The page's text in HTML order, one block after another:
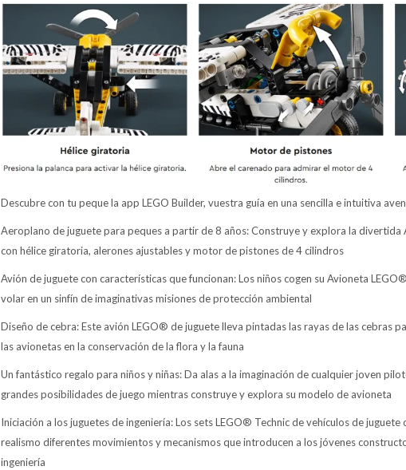
Descubre con tu peque la app LEGO Builder, vuestra guía en una sencilla e intuitiva
Aeroplano de juguete para peques a partir de 8 años: Construye y explora la divertida
con hélice giratoria, alerones ajustables y motor de pistones de 4 cilindros
Avión de juguete con características que funcionan: Los niños cogen su Avioneta
volar en un sinfín de imaginativas misiones de protección ambiental
Diseño de cebra: Este avión LEGO® de juguete lleva pintadas las rayas de las cebras
las avionetas en la conservación de la flora y la fauna
Un fantástico regalo para niños y niñas: Da alas a la imaginación de cualquier joven
grandes posibilidades de juego mientras construye y explora su modelo de avioneta
Iniciación a los juguetes de ingeniería: Los sets LEGO® Technic de vehículos de
realismo diferentes movimientos y mecanismos que introducen a los jóvenes
ingeniería